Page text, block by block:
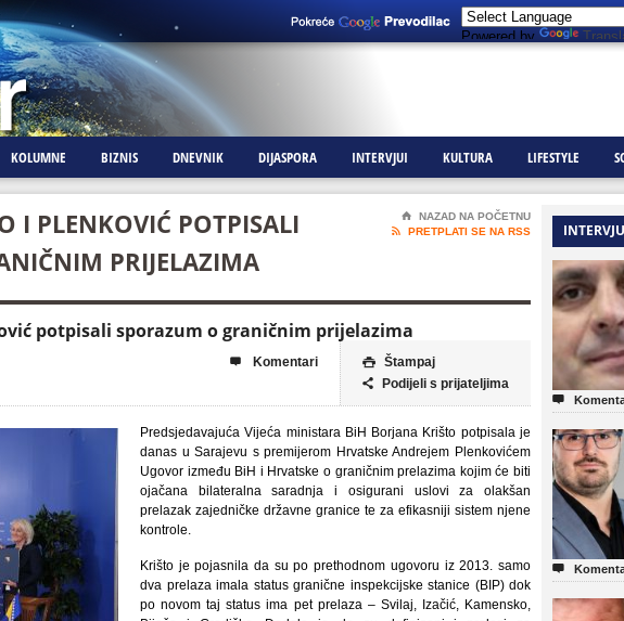
Powered by
KOLUMNE BIZNIS DNEVNIK DIJASPORA INTERVJUI KULTURA LIFESTYLE
I PLENKOVIĆ POTPISALI
PRIJELAZIMA
⌂
NAZAD NA POČETNU

PRETPLATI SE NA RSS
potpisali sporazum o graničnim prijelazima
 Štampaj
 Podijeli s prijateljima
 Komentari
Predsjedavajuća Vijeća ministara BiH Borjana Krišto potpisala je
danas u Sarajevu s premijerom Hrvatske Andrejem Plenkovićem
Ugovor između BiH i Hrvatske o graničnim prelazima kojim će biti
ojačana bilateralna saradnja i osigurani uslovi za olakšan
prelazak zajedničke državne granice te za efikasniji sistem njene
kontrole.
Krišto je pojasnila da su po prethodnom ugovoru iz 2013. samo
dva prelaza imala status granične inspekcijske stanice (BIP) dok
po novom taj status ima pet prelaza – Svilaj, Izačić, Kamensko,

